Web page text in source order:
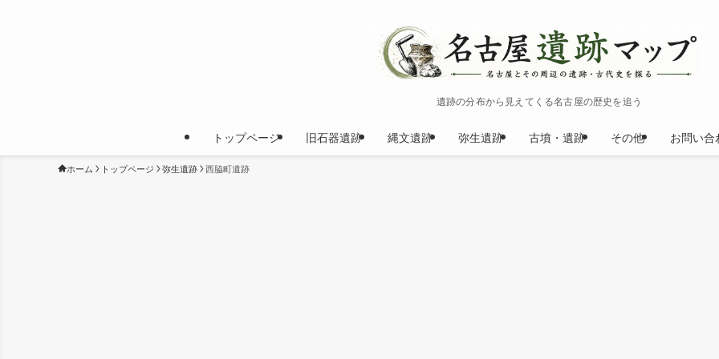
遺跡の分布から見えてくる名古屋の歴史を追う
トップページ 旧石器遺跡 縄文遺跡 弥生遺跡 古墳・遺跡 その他 お問い合
ホーム トップページ 弥生遺跡 西脇町遺跡